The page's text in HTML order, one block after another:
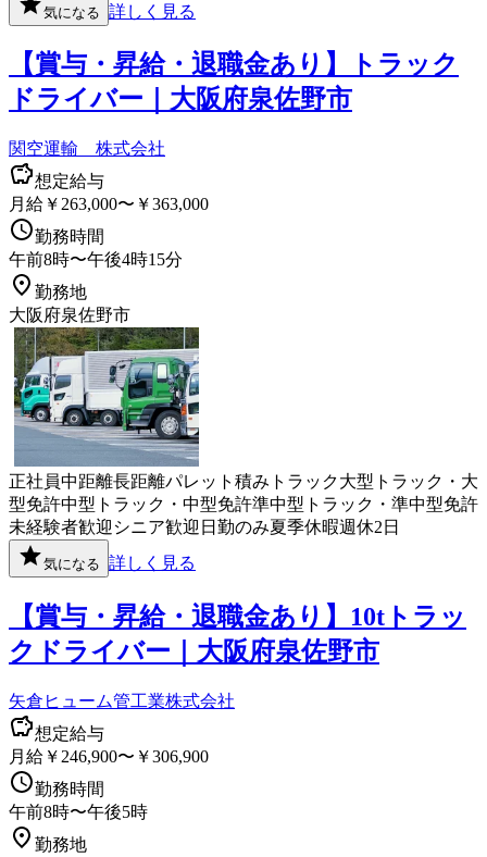
気になる 詳しく見る
【賞与・昇給・退職金あり】トラック
ドライバー｜大阪府泉佐野市
関空運輸 株式会社
想定給与
月給￥263,000〜￥363,000
勤務時間
午前8時〜午後4時15分
勤務地
大阪府泉佐野市
正社員中距離長距離パレット積み トラック大型トラック・大
型免許中型トラック・中型免許準中型トラック・準中型免許
未経験者歓迎 シニア歓迎 日勤のみ夏季休暇週休2日
気になる 詳しく見る
【賞与・昇給・退職金あり】10tトラッ
クドライバー｜大阪府泉佐野市
矢倉ヒューム管工業株式会社
想定給与
月給￥246,900〜￥306,900
勤務時間
午前8時〜午後5時
勤務地